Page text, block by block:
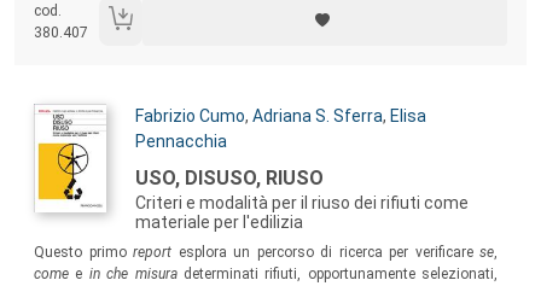
notevole messe di studi, analisi, articoli, oltre ai processi di ogni grado
della magistratura italiana ed europea, che hanno continuato a
cod.
380.407
Autori:
Fabrizio Cumo, Adriana S. Sferra, Elisa
Pennacchia
Titolo:
USO, DISUSO, RIUSO
Criteri e modalità per il riuso dei rifiuti come
materiale per l'edilizia
Questo primo report esplora un percorso di ricerca per verificare se,
come e in che misuradeterminati rifiuti, opportunamente selezionati,